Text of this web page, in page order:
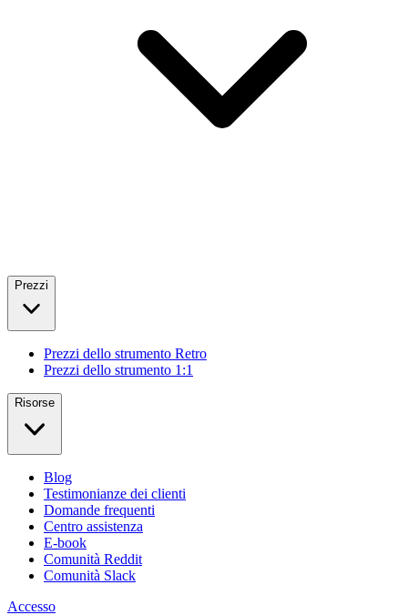
Prezzi
Prezzi dello strumento Retro
Prezzi dello strumento 1:1
Risorse
Blog
Testimonianze dei clienti
Domande frequenti
Centro assistenza
E-book
Comunità Reddit
Comunità Slack
Accesso